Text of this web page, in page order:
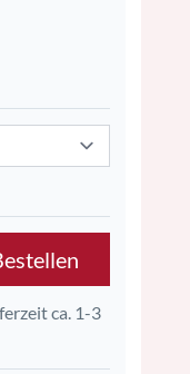
ca. 1-3